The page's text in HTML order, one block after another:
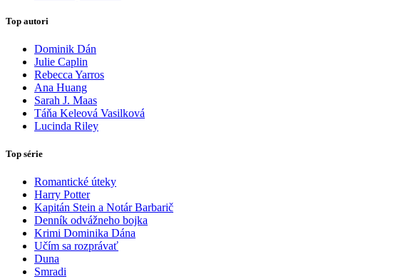
Top autori
Dominik Dán
Julie Caplin
Rebecca Yarros
Ana Huang
Sarah J. Maas
Táňa Keleová Vasilková
Lucinda Riley
Top série
Romantické úteky
Harry Potter
Kapitán Stein a Notár Barbarič
Denník odvážneho bojka
Krimi Dominika Dána
Učím sa rozprávať
Duna
Smradi